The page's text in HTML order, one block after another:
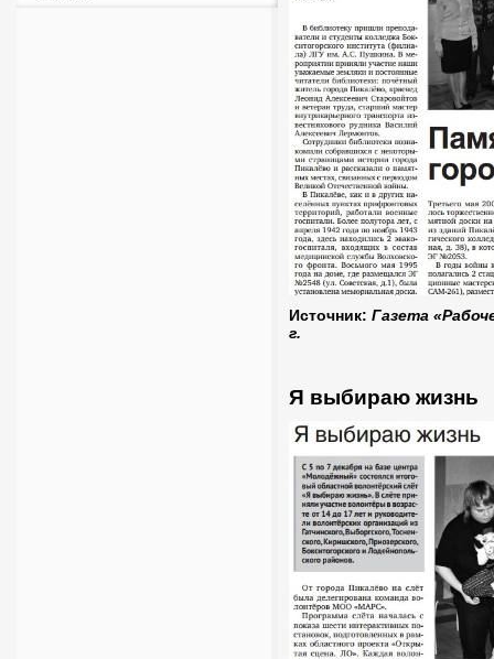
Источник: Газета
г.
Я выбираю жизнь